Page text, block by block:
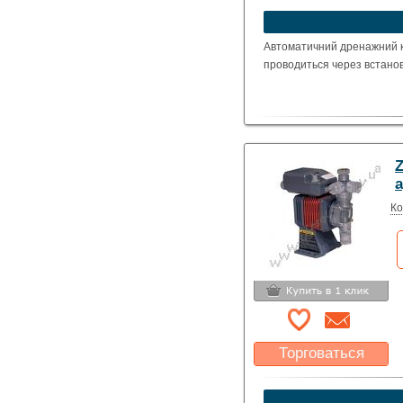
устроит?
Указать цену
Автоматичний дренажний
проводиться через
Торговаться
Какая цена Вас
устроит?